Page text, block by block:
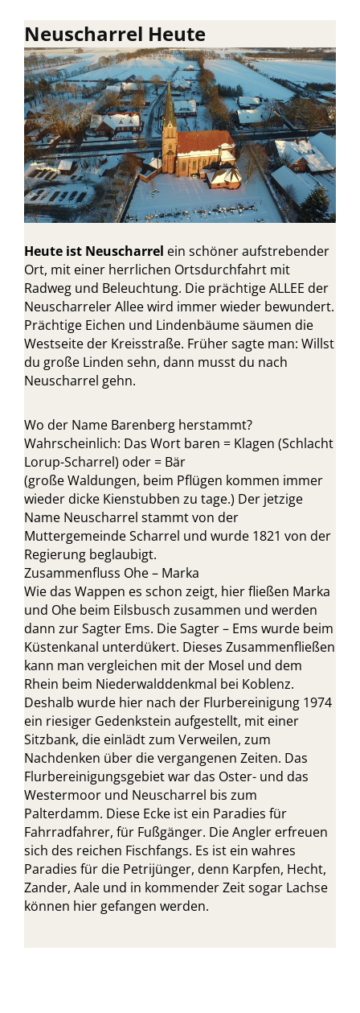
Neuscharrel Heute
Heute ist Neuscharrel ein schöner aufstrebender
Ort, mit einer herrlichen Ortsdurchfahrt mit
Radweg und Beleuchtung. Die prächtige ALLEE der
Neuscharreler Allee wird immer wieder bewundert.
Prächtige Eichen und Lindenbäume säumen die
Westseite der Kreisstraße. Früher sagte man: Willst
du große Linden sehn, dann musst du nach
Neuscharrel gehn.
Wo der Name Barenberg herstammt?
Wahrscheinlich: Das Wort baren = Klagen (Schlacht
Lorup-Scharrel) oder = Bär
(große Waldungen, beim Pflügen kommen immer
wieder dicke Kienstubben zu tage.) Der jetzige
Name Neuscharrel stammt von der
Muttergemeinde Scharrel und wurde 1821 von der
Regierung beglaubigt.
Zusammenfluss Ohe – Marka
Wie das Wappen es schon zeigt, hier fließen Marka
und Ohe beim Eilsbusch zusammen und werden
dann zur Sagter Ems. Die Sagter – Ems wurde beim
Küstenkanal unterdükert. Dieses Zusammenfließen
kann man vergleichen mit der Mosel und dem
Rhein beim Niederwalddenkmal bei Koblenz.
Deshalb wurde hier nach der Flurbereinigung 1974
ein riesiger Gedenkstein aufgestellt, mit einer
Sitzbank, die einlädt zum Verweilen, zum
Nachdenken über die vergangenen Zeiten. Das
Flurbereinigungsgebiet war das Oster- und das
Westermoor und Neuscharrel bis zum
Palterdamm. Diese Ecke ist ein Paradies für
Fahrradfahrer, für Fußgänger. Die Angler erfreuen
sich des reichen Fischfangs. Es ist ein wahres
Paradies für die Petrijünger, denn Karpfen, Hecht,
Zander, Aale und in kommender Zeit sogar Lachse
können hier gefangen werden.